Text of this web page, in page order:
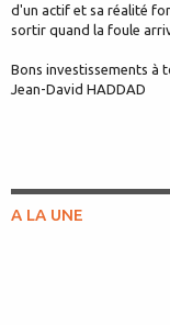
d'un actif et sa réalité
sortir quand la foule
Bons investissements à
Jean-David HADDAD
A LA UNE